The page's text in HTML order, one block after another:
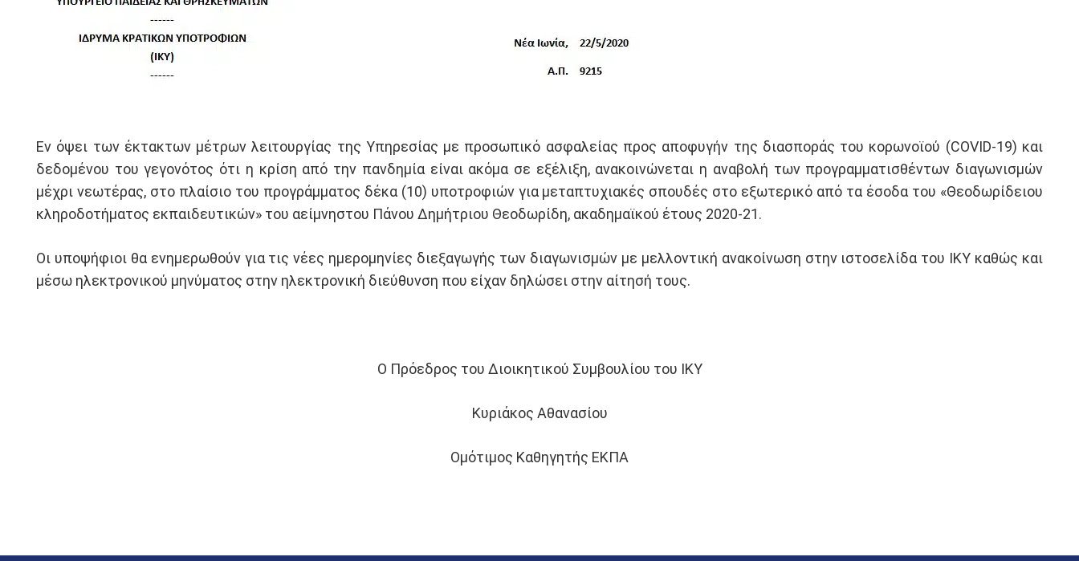
Εν όψει των έκτακτων μέτρων λειτουργίας της Υπηρεσίας με προσωπικό ασφαλείας προς αποφυγήν της διασποράς του κορωνοϊού (COVID-19) και
δεδομένου του γεγονότος ότι η κρίση από την πανδημία είναι ακόμα σε εξέλιξη, ανακοινώνεται η αναβολή των προγραμματισθέντων διαγωνισμών
μέχρι νεωτέρας, στο πλαίσιο του προγράμματος δέκα (10) υποτροφιών για μεταπτυχιακές σπουδές στο εξωτερικό από τα έσοδα του «Θεοδωρίδειου
κληροδοτήματος εκπαιδευτικών» του αείμνηστου Πάνου Δημήτριου Θεοδωρίδη, ακαδημαϊκού έτους 2020-21.
Οι υποψήφιοι θα ενημερωθούν για τις νέες ημερομηνίες διεξαγωγής των διαγωνισμών με μελλοντική ανακοίνωση στην ιστοσελίδα του ΙΚΥ καθώς και
μέσω ηλεκτρονικού μηνύματος στην ηλεκτρονική διεύθυνση που είχαν δηλώσει στην αίτησή τους.
Ο Πρόεδρος του Διοικητικού Συμβουλίου του ΙΚΥ
Κυριάκος Αθανασίου
Ομότιμος Καθηγητής ΕΚΠΑ